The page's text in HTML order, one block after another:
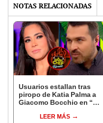
NOTAS RELACIONADAS
Usuarios estallan tras
piropo de Katia Palma a
Giacomo Bocchio en “El
maicito"LEER MÁS